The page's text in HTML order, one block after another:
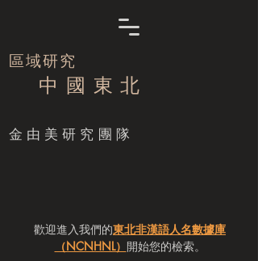
區域研究
中 國 東 北
​金由美研究團隊
歡迎進入我們的東北非漢語人名數據庫
（NCNHNL） 開始您的檢索。